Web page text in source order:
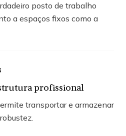
posto de trabalho
a espaços fixos como a
profissional
transportar e armazenar